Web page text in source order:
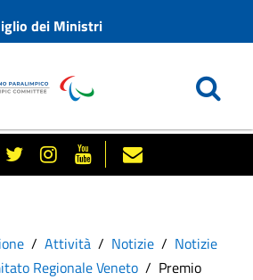
dei Ministri
Attività Notizie
Notizie
Regionale Veneto
Premio